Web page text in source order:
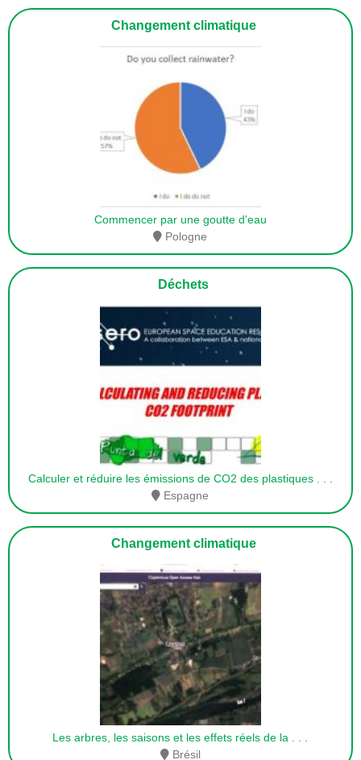
Changement climatique
Commencer par une goutte d'eau
Pologne
Déchets
Calculer et réduire les émissions de CO2 des plastiques
Espagne
Changement climatique
Les arbres, les saisons et les effets réels de la
Brésil